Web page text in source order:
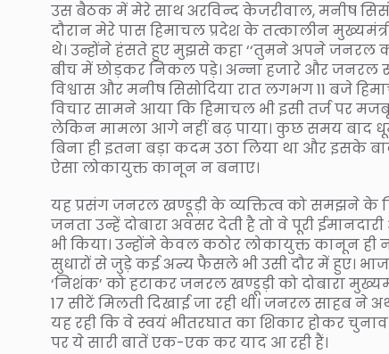
उस बैठक में मेरे साथ अरविन्द केजरीवाल, मनीष
दौरान मेरे पास हिमाचल प्रदेश के तत्कालीन
थे। उन्होंने हंसते हुए मुझसे कहा ‘‘तुमने अपने जनरल
बीच में छोड़कर निकल पड़े। अन्ना हजारे और जनरल
विश्वास और मनीष सिसोदिया रात लगभग 11 बजे
विचार सामने आया कि हिमाचल भी इसी तर्ज पर
लेकिन मामला आगे नहीं बढ़ पाया। कुछ समय बाद
बिना ही इतना बड़ा कदम उठा लिया था और इसके
ऐसा लोकायुक्त कानून न बनाए।
यह प्रसंग जनरल खण्डूड़ी के व्यक्तित्व को समझने के
जनता उन्हें दोबारा अवसर देती है तो वे पूरी
भी किया। उन्होंने केवल कठोर लोकायुक्त कानून ही
सुधारों से जुड़े कई अन्य फैसले भी उसी दौर में हुए।
‘निशंक’ को हटाकर जनरल खण्डूड़ी को दोबारा
17 सीटें मिलती दिखाई जा रही थीं। जनरल साहब ने
यह रही कि वे स्वयं भीतरघात का शिकार होकर
पर ये सारी बातें एक-एक कर याद आ रही हैं।